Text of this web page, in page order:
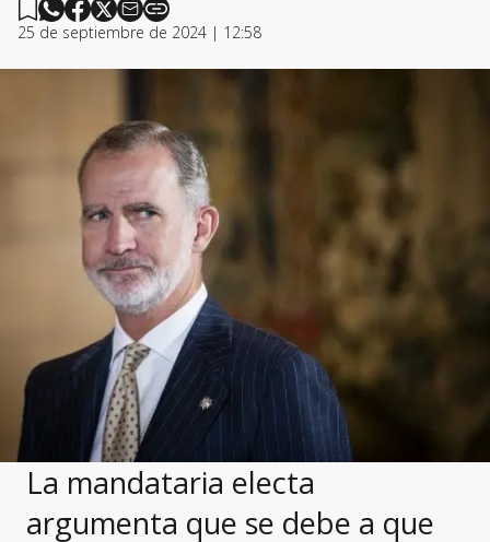
25 de septiembre de 2024 | 12:58
La mandataria electa
argumenta que se debe a que